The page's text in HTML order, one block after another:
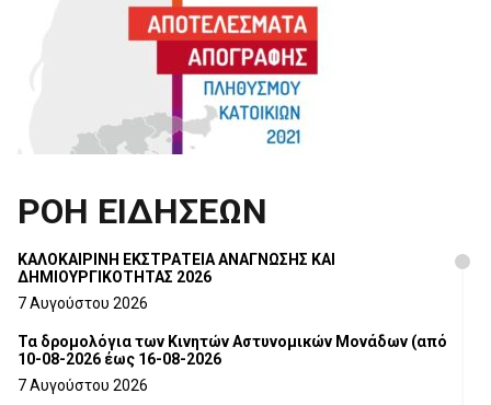
ΡΟΗ ΕΙΔΗΣΕΩΝ
ΚΑΛΟΚΑΙΡΙΝΗ ΕΚΣΤΡΑΤΕΙΑ ΑΝΑΓΝΩΣΗΣ ΚΑΙ
ΔΗΜΙΟΥΡΓΙΚΟΤΗΤΑΣ 2026
7 Αυγούστου 2026
Τα δρομολόγια των Κινητών Αστυνομικών Μονάδων (από
10-08-2026 έως 16-08-2026
7 Αυγούστου 2026